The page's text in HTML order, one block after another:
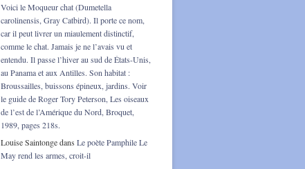
Voici le Moqueur chat (Dumetella
carolinensis, Gray Catbird). Il porte ce nom,
car il peut livrer un miaulement distinctif,
comme le chat. Jamais je ne l’avais vu et
entendu. Il passe l’hiver au sud de États-Unis,
au Panama et aux Antilles. Son habitat :
Broussailles, buissons épineux, jardins. Voir
le guide de Roger Tory Peterson, Les oiseaux
de l’est de l’Amérique du Nord, Broquet,
1989, pages 218s.
Louise Saintongedans Le poète Pamphile Le
May rend les armes, croit-il